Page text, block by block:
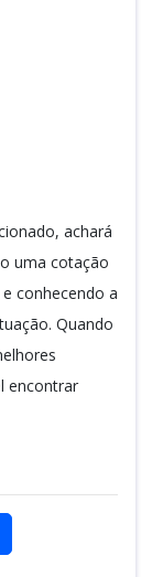
achará
uma cotação
conhecendo a
Quando
encontrar